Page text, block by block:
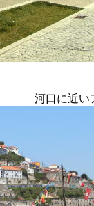
河口に近い